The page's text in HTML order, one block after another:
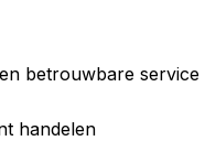
betrouwbare service
handelen